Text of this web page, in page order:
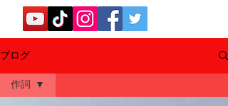
ブログ
作詞